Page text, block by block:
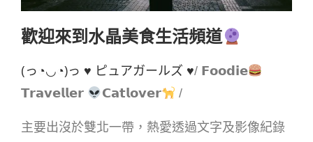
歡迎來到水晶美食生活頻道
(っ◔◡◔)っ ♥ ピュアガールズ ♥/ 𝗙𝗼𝗼𝗱𝗶𝗲
𝗧𝗿𝗮𝘃𝗲𝗹𝗹𝗲𝗿
𝗖𝗮𝘁𝗹𝗼𝘃𝗲𝗿 /
主要出沒於雙北一帶，熱愛透過文字及影像紀錄